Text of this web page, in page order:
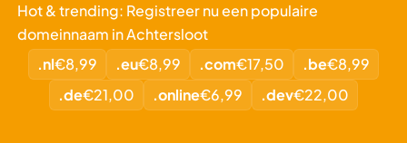
Hot & trending: Registreer nu een populaire
domeinnaam in Achtersloot
.nl€8,99 .eu€8,99 .com€17,50 .be€8,99
.de€21,00 .online€6,99 .dev€22,00